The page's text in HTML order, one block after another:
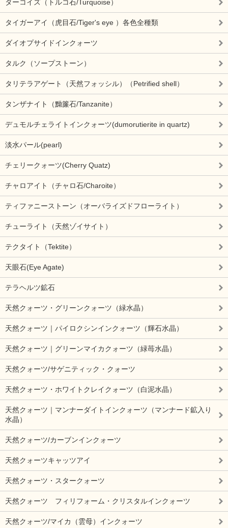
ターコイズ（トルコ石/Turquoise）
タイガーアイ（虎目石/Tiger's eye ）各色全種類
ダイオプサイドインクォーツ
タルク（ソープストーン）
タリテラアゲート（天然フォッシル）（Petrified shell）
タンザナイト（黝簾石/Tanzanite）
デュモルチェライトインクォーツ(dumorutierite in quartz)
淡水パール(pearl)
チェリークォーツ(Cherry Quatz)
チャロアイト（チャロ石/Charoite）
ティファニーストーン（オーバライズドフローライト）
チューライト（天然ゾイサイト）
テクタイト（Tektite）
天眼石(Eye Agate)
テラヘルツ鉱石
天然クォーツ・グリーンクォーツ（緑水晶）
天然クォーツ｜パイロクシンインクォーツ（輝石水晶）
天然クォーツ｜グリーンマイカクォーツ（緑苺水晶）
天然クォーツ/サゲニティック・クォーツ
天然クォーツ・ホワイトクレイクォーツ（白泥水晶）
天然クォーツ｜マンナーダイトインクォーツ（マンナード鉱入り
水晶）
天然クォーツ/カーブンインクォーツ
天然クォーツキャッツアイ
天然クォーツ・スタークォーツ
天然クォーツ フィリフォーム・クリスタルインクォーツ
天然クォーツ/マイカ（雲母）インクォーツ